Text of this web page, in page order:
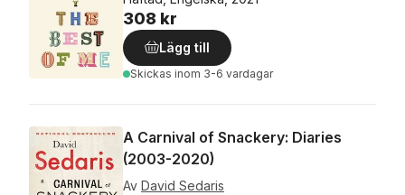
308 kr
Lägg till
Skickas inom 3-6 vardagar
A Carnival of Snackery: Diaries
(2003-2020)
Av David Sedaris